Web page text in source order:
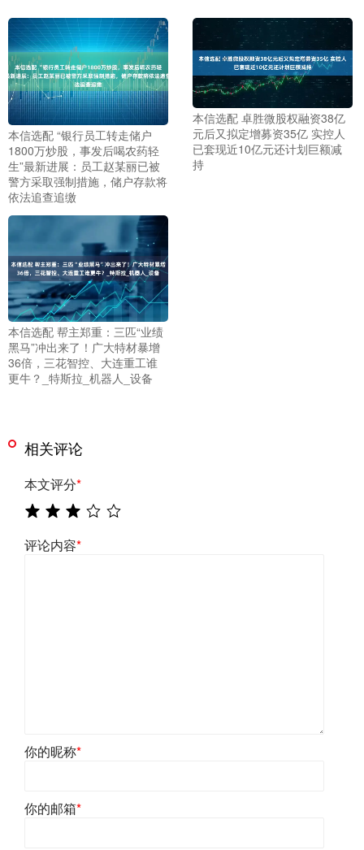
本信选配 “银行员工转走储户
1800万炒股，事发后喝农药轻
生”最新进展：员工赵某丽已被
警方采取强制措施，储户存款将
依法追查追缴
本信选配 卓胜微股权融资38亿
元后又拟定增募资35亿 实控人
已套现近10亿元还计划巨额减
持
本信选配 帮主郑重：三匹“业绩
黑马”冲出来了！广大特材暴增
36倍，三花智控、大连重工谁
更牛？_特斯拉_机器人_设备
相关评论
本文评分*
评论内容*
你的昵称*
你的邮箱*